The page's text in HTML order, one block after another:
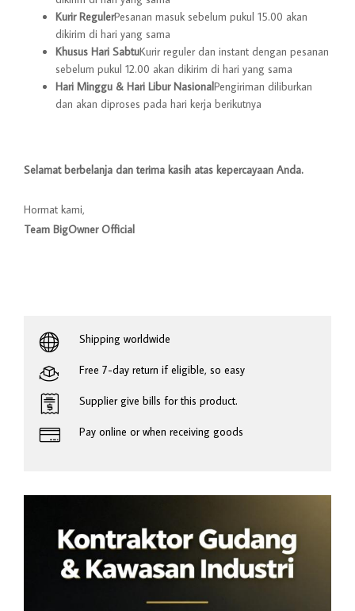
Kurir RegulerPesanan masuk sebelum pukul 15.00 akan
dikirim di hari yang sama
Khusus Hari SabtuKurir reguler dan instant dengan pesanan
sebelum pukul 12.00 akan dikirim di hari yang sama
Hari Minggu & Hari Libur NasionalPengiriman diliburkan
dan akan diproses pada hari kerja berikutnya
Selamat berbelanja dan terima kasih atas kepercayaan Anda.
Hormat kami,
Team BigOwner Official
Shipping worldwide
Free 7-day return if eligible, so easy
Supplier give bills for this product.
Pay online or when receiving goods